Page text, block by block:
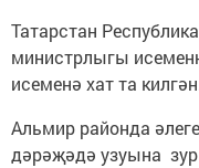
Татарстан
министрлыгы
исеменә хат та
Альмир районда
дәрәҗәдә узуына